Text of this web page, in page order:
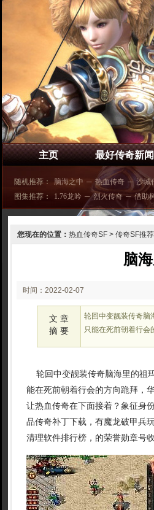
主页 最好传奇新闻
随机推荐： 脑海之中 ─ 热血传奇 ─ 沙城
图集推荐：
1.76龙吟 ─ 烈火传奇 ─ 借助
您现在的位置： 热血传奇SF > 传奇SF推荐
脑
时间：2022-02-07
02:02
文 章
摘 要
轮回中变靓装传奇脑
只能在死前朝着行会
轮回中变靓装传奇脑海里的祖
能在死前朝着行会的方向跪拜，
让热血传奇在下面接着？象征身
品传奇补丁下载，有魔龙破甲兵
清理软件排行榜，的荣誉勋章号